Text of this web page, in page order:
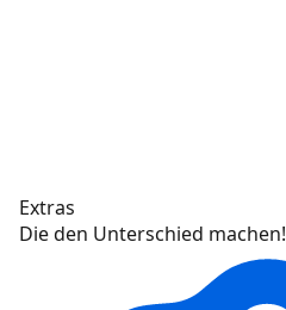
Extras
Die den Unterschied machen!